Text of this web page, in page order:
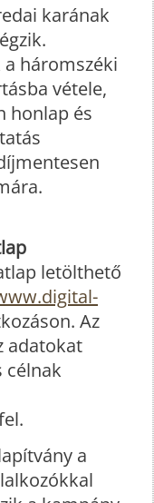
karának
háromszéki
vétele,
honlap és
letölthető
Az
adatokat
célnak
a